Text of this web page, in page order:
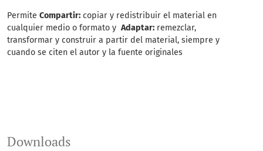
Permite Compartir: copiar y redistribuir el material en
cualquier medio o formato y Adaptar: remezclar,
transformar y construir a partir del material, siempre y
cuando se citen el autor y la fuente originales
Downloads